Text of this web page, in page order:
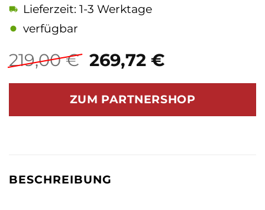
219,00€ Ursprünglicher
Preis
war:
219,00 €
269,72 €Aktueller
ist:
269,72 €.
Lieferzeit: 1-3 Werktage
verfügbar
ZUM PARTNERSHOP
BESCHREIBUNG